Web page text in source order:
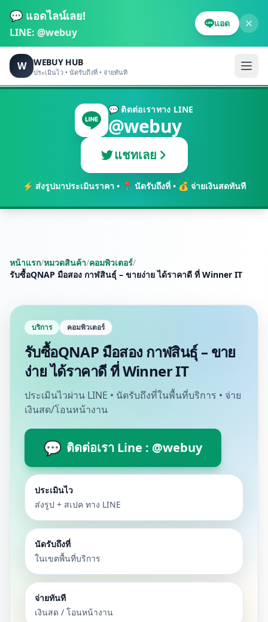
💬 แอดไลน์เลย!
LINE: @webuy
แอด
W WEBUY HUB
ประเมินไว • นัดรับถึงที่ • จ่ายทันที
💬 ติดต่อเราทาง LINE
@webuy
แชทเลย
⚡ ส่งรูปมาประเมินราคา • 📍 นัดรับถึงที่ • 💰 จ่ายเงินสดทันที
หน้าแรก/หมวดสินค้า/คอมพิวเตอร์/
รับซื้อQNAP มือสอง กาฬสินธุ์ – ขายง่าย ได้ราคาดี ที่ Winner IT
บริการ คอมพิวเตอร์
รับซื้อQNAP มือสอง กาฬสินธุ์ – ขาย
ง่าย ได้ราคาดี ที่ Winner IT
ประเมินไวผ่าน LINE • นัดรับถึงที่ในพื้นที่บริการ • จ่าย
เงินสด/โอนหน้างาน
💬 ติดต่อเรา Line : @webuy
ประเมินไว
ส่งรูป + สเปค ทาง LINE
นัดรับถึงที่
ในเขตพื้นที่บริการ
จ่ายทันที
เงินสด / โอนหน้างาน